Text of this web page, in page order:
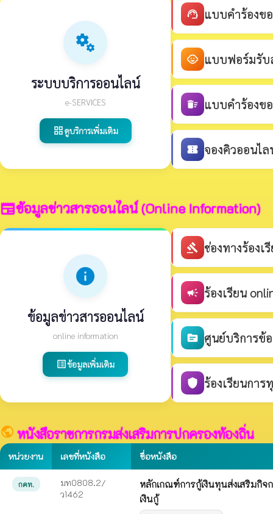
miscellaneous_services
ระบบบริการออนไลน์
e-SERVICES
grid_viewดูบริการเพิ่มเติม
support_agent แบบคำร้องข
child_care แบบฟอร์มรับ
delete_sweep แบบคำร้องข
confirmation_number จองคิวออนไ
newspaperข้อมูลข่าวสารออนไลน์ (Online Information)
info
ข้อมูลข่าวสารออนไลน์
online information
list_altข้อมูลเพิ่มเติม
gavel ช่องทางร้อง
campaign ร้องเรียน
source ศูนย์บริการข้
shield ร้องเรียนกา
public หนังสือราชการกรมส่งเสริมการปกครองท้องถิ่น
หน่วยงาน เลขที่หนังสือ ชื่อหนังสือ
กคท.
มท0808.2/
ว1462
หลักเกณฑ์การกู้เงินทุนส่งเสริมกิ
เงินกู้